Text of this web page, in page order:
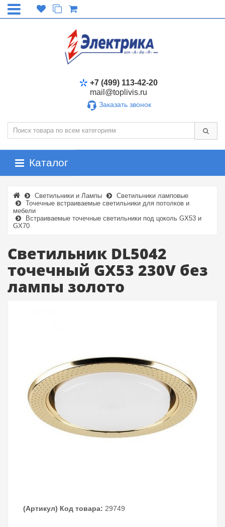
+7 (499) 113-42-20
mail@toplivis.ru
Заказать звонок
Каталог
Светильники и Лампы
Светильники ламповые
Точечные встраиваемые светильники для потолков и
мебели
Встраиваемые точечные светильники под цоколь GX53 и
GX70
Светильник DL5042
точечный GX53 230V без
лампы золото
(Артикул) Код товара: 29749